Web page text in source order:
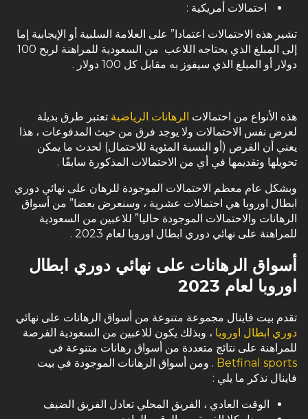
احتمالات أمريكية :
تشير هذه الاحتمالات اعتمادا” على العلامة السلبية أو الإيجابية إما
إلى المبلغ الذي يحتاجه اللاعب من السعودية للمراهنة لربح 100
دولار أو المبلغ الذي سيفوز به مقابل كل 100 دولار .
هذه الأنواع من احتمالات الرهانات الرياضية تعتبر طرق بديلة
لعرض نفس الاحتمالات ولا يوجد فرق من حيث المدفوعات ، هذا
يعني أن الفرص (أو النسبة المئوية للاحتمال) لحدث ما يمكن
تحويلها وتقديمها في أي من الاحتمالات المذكورة سابقًا .
وبشكل عام معظم الاحتمالات الموجودة للرهان على نهائي دوري
ابطال اوروبا هي احتمالات عشرية ، وسنعرض بعضا” من أسواق
الرهانات والاحتمالات الموجودة حاليا” للاعبين من السعودية
للمراهنة على نهائي دوري ابطال اوروبا لعام 2023 .
أسواق الرهانات على نهائي دوري ابطال
اوروبا لعام 2023
تقدم بيت فاينال مجموعة متنوعة من أسواق الرهانات على نهائي
دوري ابطال اوروبا ، وبذلك يكون للاعبين من السعودية الفرصة
للمراهنة على نتائج متعددة من أسواق رهانات متنوعة في
Betfinal sports . ومن أسواق الرهانات الموجودة في بيت
فاينال نذكر ما يلي :
الوقت العادي ، الفريق المحلي تعادل الفريق الضيف